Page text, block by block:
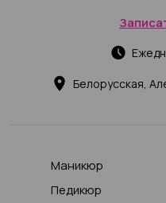
Белорусская,
Маникюр
Педикюр